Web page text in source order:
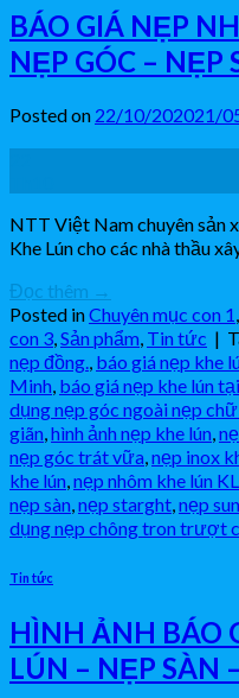
BÁO GIÁ NẸP
NẸP GÓC – NẸP
Posted on 22/10/202021/
NTT Việt Nam chuyên sản
Khe Lún cho các nhà thầu
Đọc thêm →
Posted inChuyên mục con 1,
con 3,Sản phẩm, Tin tức |
nẹp đồng., báo giá nẹp khe
Minh, báo giá nẹp khe lún
dụng nẹp góc ngoài nẹp chữ
giãn,hình ảnh nẹp khe lún,
nẹp góc trát vữa,nẹp inox
khe lún,nẹp nhôm khe lún
nẹp sàn,nẹp starght,nẹp
dụng nẹp chông tron trượt
Tin tức
HÌNH ẢNH BÁO
LÚN – NẸP SÀN